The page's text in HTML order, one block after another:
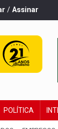
/ Assinar
POLÍTICA